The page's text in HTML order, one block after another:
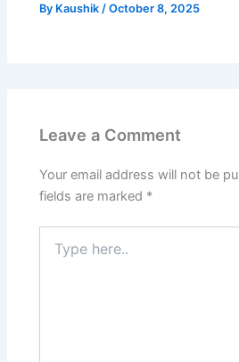
By Kaushik /October 8, 2025
Leave a Comment
Your email address will not be
fields are marked *
here..